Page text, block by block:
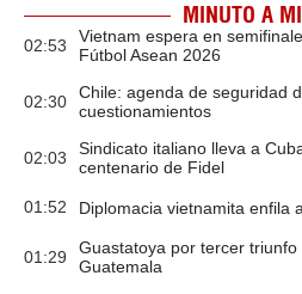
MINUTO A
02:53
Vietnam espera en
Fútbol Asean 2026
02:30
Chile: agenda de seguridad
cuestionamientos
02:03
Sindicato italiano lleva a
centenario de Fidel
01:52 Diplomacia vietnamita enfila
01:29
Guastatoya por tercer
Guatemala